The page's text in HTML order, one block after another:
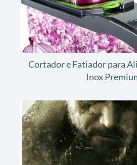
Cortador e Fatiador para
Inox